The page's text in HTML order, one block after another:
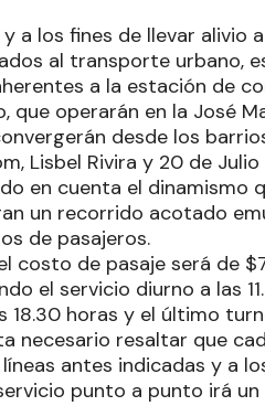
y a los fines de llevar
al transporte urbano,
a la estación de
que operarán en la José
desde los
Lisbel Rivira y 20 de
en cuenta el
un recorrido acotado
de pasajeros.
costo de pasaje será de
el servicio diurno a las
18.30 horas y el último
necesario resaltar que
antes indicadas y a
punto a punto irá